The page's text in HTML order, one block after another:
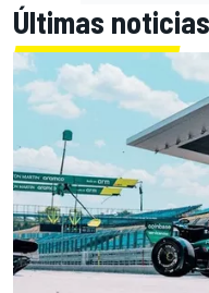
Últimas noticias